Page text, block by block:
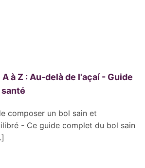
à Z : Au-delà de l'açaí - Guide
composer un bol sain et
- Ce guide complet du bol sain